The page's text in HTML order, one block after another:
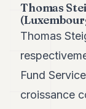
40
Andy
39
38
Andy
Andy
Thomas
Thomas
Fund
croissance